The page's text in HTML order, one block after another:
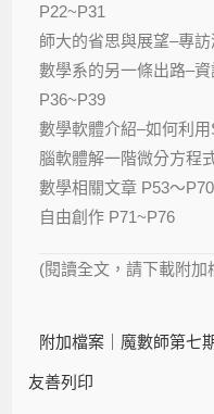
P22~P31
師大的省思與展望–專
數學系的另一條出路–
P36~P39
數學軟體介紹–如何利
腦軟體解一階微分方程
數學相關文章 P53～P70
自由創作 P71~P76
(閱讀全文，請下載附加
附加檔案｜ 魔數師第七
友善列印